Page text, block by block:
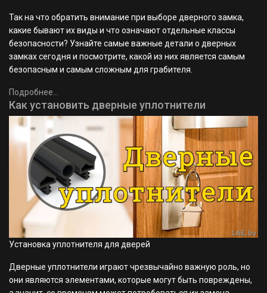
Так на что обратить внимание при выборе дверного замка,
какие бывают их виды и что означают отдельные классы
безопасности? Узнайте самые важные детали о дверных
замках сегодня и посмотрите, какой из них является самым
безопасным и самым сложным для грабителя.
Подробнее...
Как установить дверные уплотнители
Установка уплотнителя для дверей
Дверные уплотнители играют чрезвычайно важную роль, но
они являются элементами, которые могут быть повреждены,